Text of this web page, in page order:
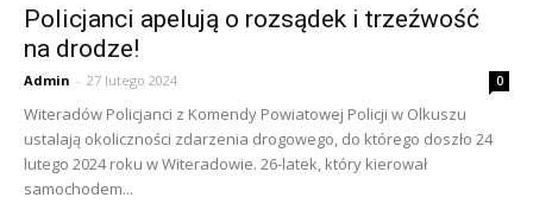
Policjanci apelują o rozsądek i trzeźwość
na drodze!
Admin - 27 lutego 2024 0
Witeradów Policjanci z Komendy Powiatowej Policji w Olkuszu
ustalają okoliczności zdarzenia drogowego, do którego doszło 24
lutego 2024 roku w Witeradowie. 26-latek, który kierował
samochodem...